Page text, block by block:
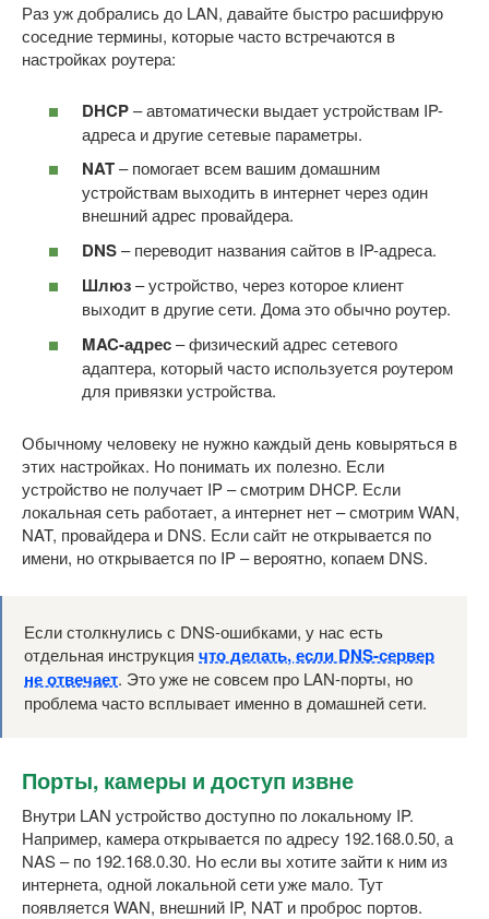
Раз уж добрались до LAN, давайте быстро расшифрую
соседние термины, которые часто встречаются в
настройках роутера:
DHCP– автоматически выдает устройствам IP-
адреса и другие сетевые параметры.
NAT– помогает всем вашим домашним
устройствам выходить в интернет через один
внешний адрес провайдера.
DNS– переводит названия сайтов в IP-адреса.
Шлюз– устройство, через которое клиент
выходит в другие сети. Дома это обычно роутер.
MAC-адрес– физический адрес сетевого
адаптера, который часто используется роутером
для привязки устройства.
Обычному человеку не нужно каждый день ковыряться в
этих настройках. Но понимать их полезно. Если
устройство не получает IP – смотрим DHCP. Если
локальная сеть работает, а интернет нет – смотрим WAN,
NAT, провайдера и DNS. Если сайт не открывается по
имени, но открывается по IP – вероятно, копаем DNS.
Если столкнулись с DNS-ошибками, у нас есть
отдельная инструкция что делать, если DNS-сервер
не отвечает. Это уже не совсем про LAN-порты, но
проблема часто всплывает именно в домашней сети.
Порты, камеры и доступ извне
Внутри LAN устройство доступно по локальному IP.
Например, камера открывается по адресу 192.168.0.50, а
NAS – по 192.168.0.30. Но если вы хотите зайти к ним из
интернета, одной локальной сети уже мало. Тут
появляется WAN, внешний IP, NAT и проброс портов.